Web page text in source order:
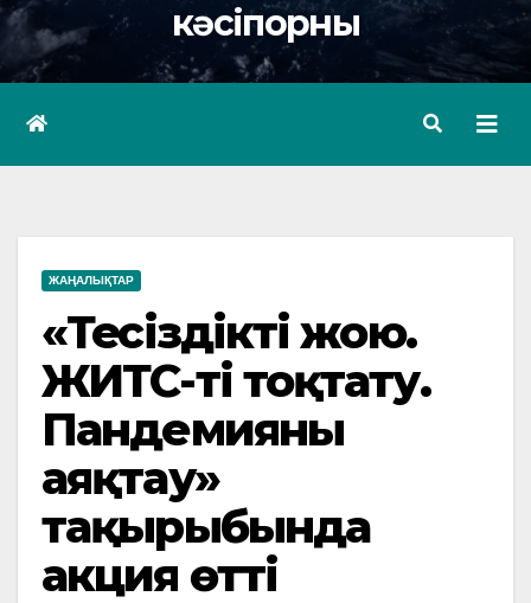
кәсіпорны
ЖАҢАЛЫҚТАР
«Теңсіздікті жою.
ЖИТС-ті тоқтату.
Пандемияны
аяқтау»
тақырыбында
акция өтті